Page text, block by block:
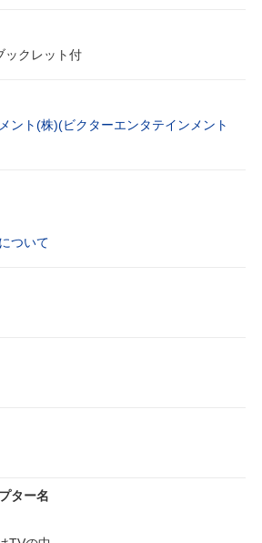
ックレット付
ント(株)(ビクターエンタテインメント
ついて
ター名